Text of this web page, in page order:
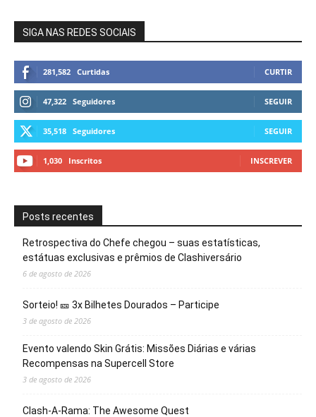
SIGA NAS REDES SOCIAIS
281,582 Curtidas CURTIR
47,322 Seguidores SEGUIR
35,518 Seguidores SEGUIR
1,030 Inscritos INSCREVER
Posts recentes
Retrospectiva do Chefe chegou – suas estatísticas,
estátuas exclusivas e prêmios de Clashiversário
6 de agosto de 2026
Sorteio! 🎫 3x Bilhetes Dourados – Participe
3 de agosto de 2026
Evento valendo Skin Grátis: Missões Diárias e várias
Recompensas na Supercell Store
3 de agosto de 2026
Clash-A-Rama: The Awesome Quest